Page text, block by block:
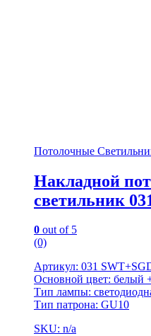
Потолочные
Накладной
светильник
0 out of 5
(0)
Артикул: 031
Основной цвет: белый
Тип лампы:
Тип патрона: GU10
SKU: n/a